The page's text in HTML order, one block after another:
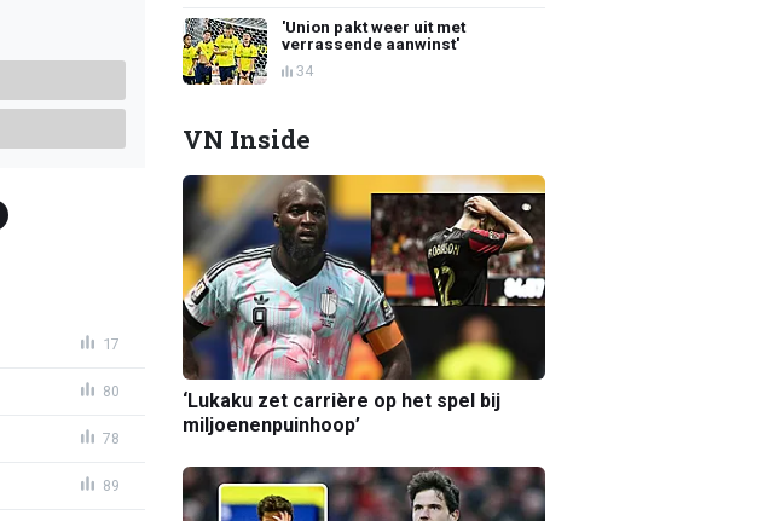
17
80
78
89
'Union pakt weer uit met
verrassende aanwinst'
34
VN Inside
‘Lukaku zet carrière op het spel bij
miljoenenpuinhoop’